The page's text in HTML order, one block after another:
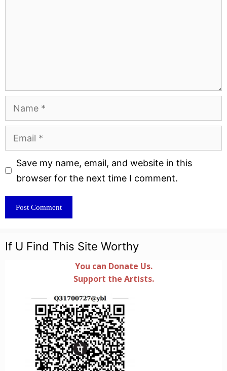
Name
Email
Website
Save my name, email, and website in this
browser for the next time I comment.
If U Find This Site Worthy